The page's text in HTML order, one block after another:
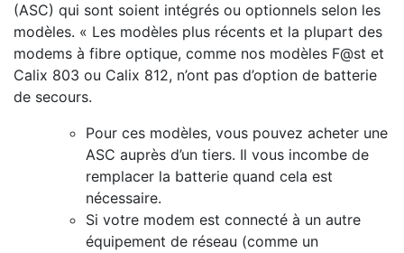
(ASC) qui sont soient intégrés ou optionnels selon les
modèles. « Les modèles plus récents et la plupart des
modems à fibre optique, comme nos modèles F@st et
Calix 803 ou Calix 812, n’ont pas d’option de batterie
de secours.
Pour ces modèles, vous pouvez acheter une
ASC auprès d’un tiers. Il vous incombe de
remplacer la batterie quand cela est
nécessaire.
Si votre modem est connecté à un autre
équipement de réseau (comme un